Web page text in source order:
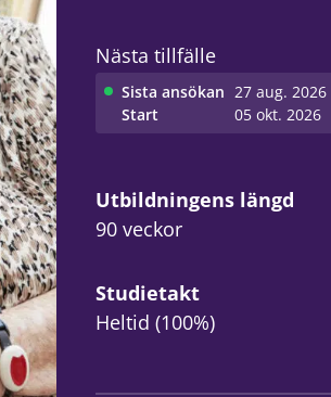
Nästa tillfälle
Sista ansökan 27 aug. 2026
Start
05 okt. 2026
Utbildningens längd
90 veckor
Studietakt
Heltid (100%)